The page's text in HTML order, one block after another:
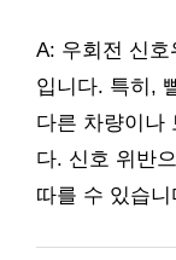
A: 우회전 신
입니다. 특히,
다른 차량이나
다. 신호 위반
따를 수 있습니